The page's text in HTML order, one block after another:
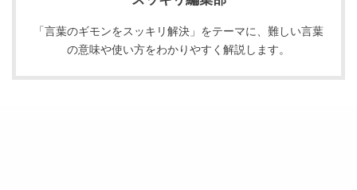
「言葉のギモンをスッキリ解決」をテーマに、難しい言葉
の意味や使い方をわかりやすく解説します。